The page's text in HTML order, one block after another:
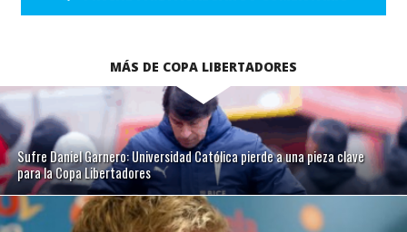
MÁS DE COPA LIBERTADORES
Sufre Daniel Garnero: Universidad Católica pierde a una pieza clave
para la Copa Libertadores